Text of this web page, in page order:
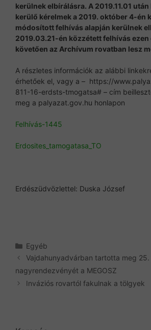
kerülnek elbírálásra. A 2019.11.01
kerülő kérelmek a 2019. október 4-én
módosított felhívás alapján kerülnek
2019.03.21-én közzétett felhívás
követően az Archívum rovatban lesz
A részletes információk az alábbi
érhetőek el, vagy a – https://
811-16-erdsts-tmogatsa# – cím
meg a palyazat.gov.hu honlapon
Felhívás-1445
Erdosites_tamogatasa_TO
Erdészüdvözlettel: Duska József
Kategória
Egyéb
Vajdahunyadvárban tartotta meg 25.
nagyrendezvényét a MEGOSZ
Inváziós rovartól fakulnak a tölgyek